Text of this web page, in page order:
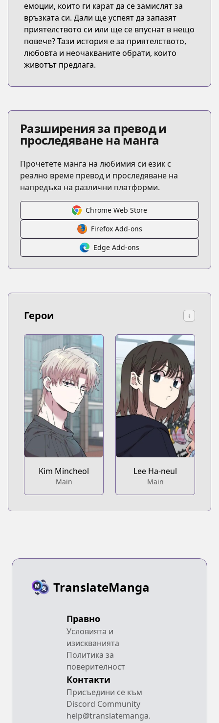
емоции, които ги карат да се замислят за
връзката си. Дали ще успеят да запазят
приятелството си или ще се впуснат в нещо
повече? Тази история е за приятелството,
любовта и неочакваните обрати, които
животът предлага.
Разширения за превод и
проследяване на манга
Прочетете манга на любимия си език с
реално време превод и проследяване на
напредъка на различни платформи.
Chrome Web Store
Firefox Add-ons
Edge Add-ons
Герои ↓
Kim Mincheol
Main
Lee Ha-neul
Main
TranslateManga
Правно
Условията и
изискванията
Политика за
поверителност
Контакти
Присъедини се към
Discord Community
help@translatemanga.